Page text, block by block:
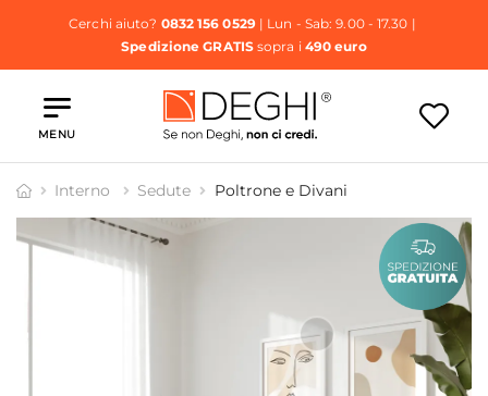
Cerchi aiuto? 0832 156 0529| Lun - Sab: 9.00 - 17.30 |
Spedizione GRATISsopra i 490 euro
MENU
Interno Sedute Poltrone e Divani